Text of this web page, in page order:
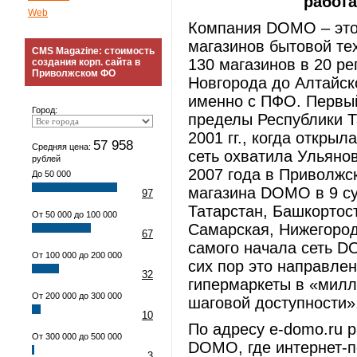
Web
CMS Magazine: стоимость
создания корп. сайта в
Приволжском ФО
Город:
Средняя цена: 57 958
рублей
До 50 000
97
От 50 000 до 100 000
67
От 100 000 до 200 000
32
От 200 000 до 300 000
10
От 300 000 до 500 000
Компания DOMO –
магазинов бытовой
130 магазинов в 20
Новгорода до
именно с ПФО.
пределы Республики
2001 гг., когда
сеть охватила
2007 года в
магазина DOMO в 9
Татарстан,
Самарская,
самого начала сеть
сих пор это
гипермаркеты в
шаговой
По адресу e-domo.ru
DOMO, где